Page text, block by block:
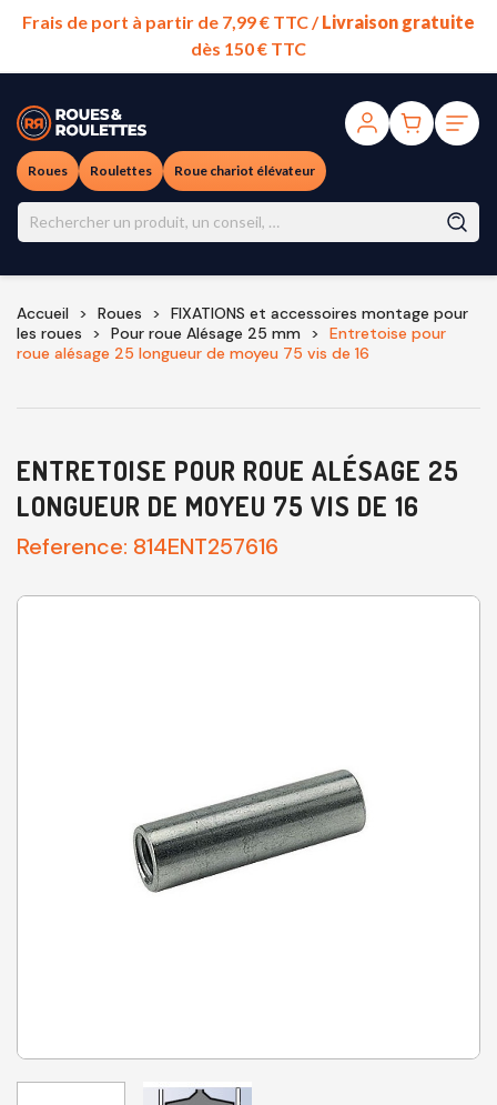
Frais de port à partir de 7,99 € TTC /Livraison gratuite
dès 150 € TTC
Roues Roulettes Roue chariot élévateur
Accueil Roues
FIXATIONS et accessoires montage pour
les roues
Pour roue Alésage 25 mm
Entretoise pour
roue alésage 25 longueur de moyeu 75 vis de 16
ENTRETOISE POUR ROUE ALÉSAGE 25
LONGUEUR DE MOYEU 75 VIS DE 16
Reference: 814ENT257616